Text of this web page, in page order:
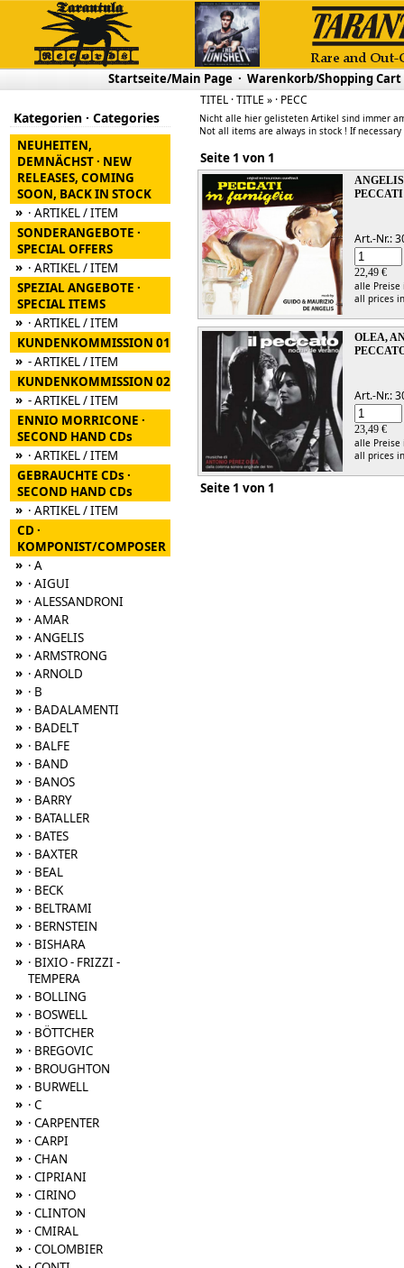
Startseite/Main Page · Warenkorb/Shopping Cart
Kategorien · Categories
NEUHEITEN,
DEMNÄCHST · NEW
RELEASES, COMING
SOON, BACK IN STOCK
» · ARTIKEL / ITEM
SONDERANGEBOTE ·
SPECIAL OFFERS
» · ARTIKEL / ITEM
SPEZIAL ANGEBOTE ·
SPECIAL ITEMS
» · ARTIKEL / ITEM
KUNDENKOMMISSION 01
» - ARTIKEL / ITEM
KUNDENKOMMISSION 02
» - ARTIKEL / ITEM
ENNIO MORRICONE ·
SECOND HAND CDs
» · ARTIKEL / ITEM
GEBRAUCHTE CDs ·
SECOND HAND CDs
» · ARTIKEL / ITEM
CD ·
KOMPONIST/COMPOSER
» · A
» · AIGUI
» · ALESSANDRONI
» · AMAR
» · ANGELIS
» · ARMSTRONG
» · ARNOLD
» · B
» · BADALAMENTI
» · BADELT
» · BALFE
» · BAND
» · BANOS
» · BARRY
» · BATALLER
» · BATES
» · BAXTER
» · BEAL
» · BECK
» · BELTRAMI
» · BERNSTEIN
» · BISHARA
» · BIXIO - FRIZZI -
TEMPERA
» · BOLLING
» · BOSWELL
» · BÖTTCHER
» · BREGOVIC
» · BROUGHTON
» · BURWELL
» · C
» · CARPENTER
» · CARPI
» · CHAN
» · CIPRIANI
» · CIRINO
» · CLINTON
» · CMIRAL
» · COLOMBIER
TITEL · TITLE » · PECC
Nicht alle hier gelisteten Artikel sind immer
Not all items are always in stock ! If
Seite 1 von 1
Art.-Nr.:
22,49 €
alle
all prices
OLEA,
Art.-Nr.:
23,49 €
alle
all prices
Seite 1 von 1